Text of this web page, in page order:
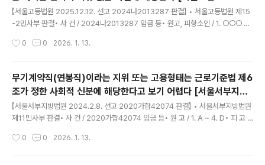
2013287]
【서울고등법원 2025.12.12. 선고 2024나2013287 판결】 • 서울고등법원 제15
-2민사부 판결• 사 건 / 2024나2013287 임금 등• 원고, 피항소인 / 1. ○○○ ~
4.2.8. 선고 2020가합42074 판결• 변론종결 / 2025.10.31.• 판결선고 / 2025.
이 변경한다.가. 피고는 원고들에게 [별지 1] 인용금액표의 ‘합계’란에 각 기재된 돈
및 그중 ‘인용금액’란에 각 기재된 돈에 대하여 ‘지연손해금 기산일’란에 각 기재된 날
부터 2025.12.12.까지는 연 5%, 그다음 날부터 다 갚는 ..
0 0 2026. 1. 13.
무기계약직(연봉직)이라는 지위 또는 고용형태는 근로기준법 제6
조가 정한 사회적 신분에 해당한다고 보기 어렵다 [서울서부지법
2020가합42074]
【서울서부지방법원 2024.2.8. 선고 2020가합42074 판결】 • 서울서부지방법원
제11민사부 판결• 사 건 / 2020가합42074 임금 등• 원 고 / 1. A ~ 4. D• 피 고 /
에게 [별지1] 인용금액표의 ‘합계’란에 각 기재된 돈 및 그중 ‘인용금액’란에 각 기재
0 0 2026. 1. 13.